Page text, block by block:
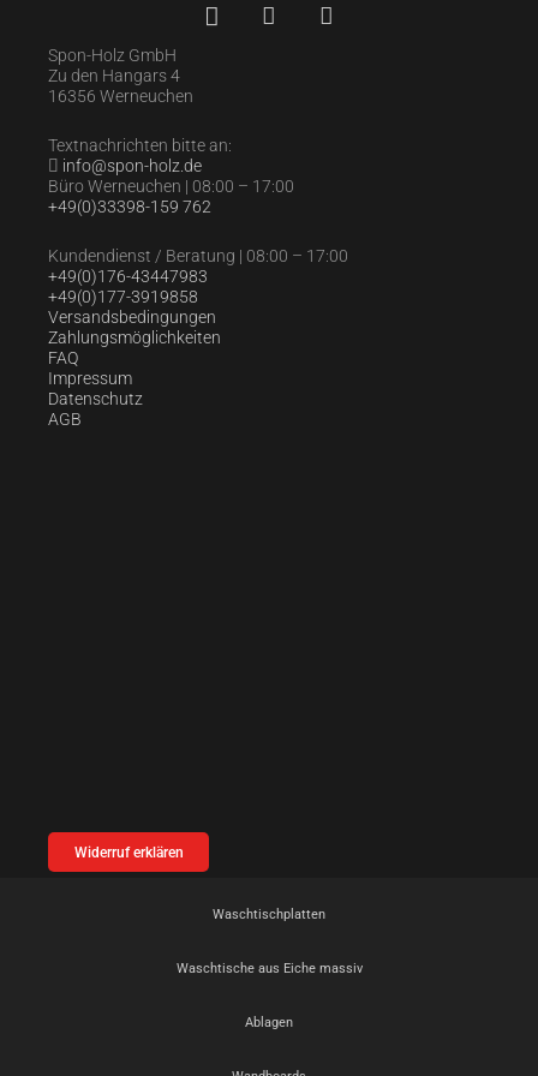
Spon-Holz GmbH
16356 Werneuchen
Textnachrichten bitte an:
info@spon-holz.de
+49(0)33398-159 762
Kundendienst / Beratung | 08:00 – 17:00
+49(0)176-43447983
+49(0)177-3919858
Versandsbedingungen
Zahlungsmöglichkeiten
FAQ
Impressum
Waschtischplatten
Waschtische aus Eiche massiv